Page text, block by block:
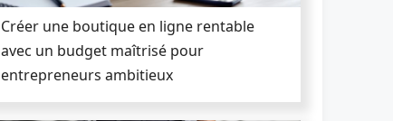
Créer une boutique en ligne rentable
avec un budget maîtrisé pour
entrepreneurs ambitieux